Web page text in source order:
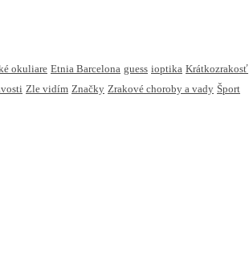
okuliare Etnia Barcelona guess ioptika Krátkozrakosť
Zle vidím Značky Zrakové choroby a vady Šport